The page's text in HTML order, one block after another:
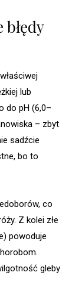
lub
do pH (6,0–
– zbyt
sadźcie
bo to
co
Z kolei złe
powoduje
gleby